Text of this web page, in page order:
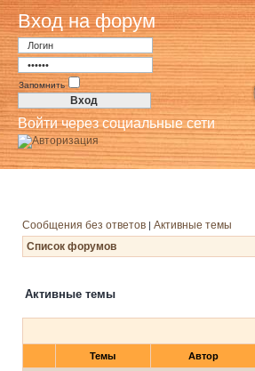
Вход на форум
Запомнить
Войти через социальные сети
Сообщения без ответов | Активные темы
Список форумов
Активные темы
Темы Автор